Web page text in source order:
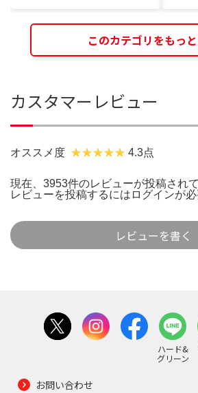
このカテゴリをもっ
カスタマーレビュー
オススメ度 4.3点
現在、3953件のレビューが投稿されて
レビューを投稿するには ログインが必
レビューを書く
ハード&
グリーン
お問い合わせ